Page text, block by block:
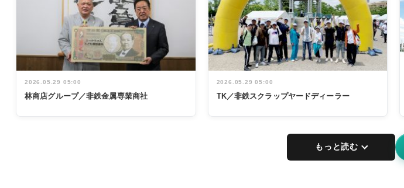
2026.05.29 05:00
林商店グループ／非鉄金属専業商社
2026.05.29 05:00
TK／非鉄スクラップヤードディーラー
もっと読む